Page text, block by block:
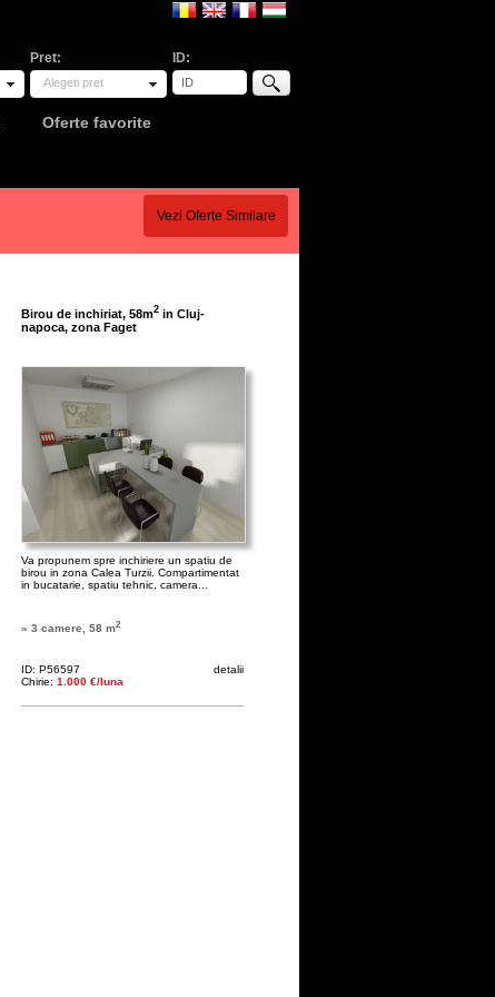
Pret:
Alegeti pret
ID:
Oferte favorite
Vezi Oferte Similare
Birou de inchiriat, 58m2 in Cluj-
napoca, zona Faget
Va propunem spre inchiriere un spatiu de
birou in zona Calea Turzii. Compartimentat
in bucatarie, spatiu tehnic, camera...
» 3 camere, 58 m2
detalii
ID: P56597
Chirie: 1.000 €/luna